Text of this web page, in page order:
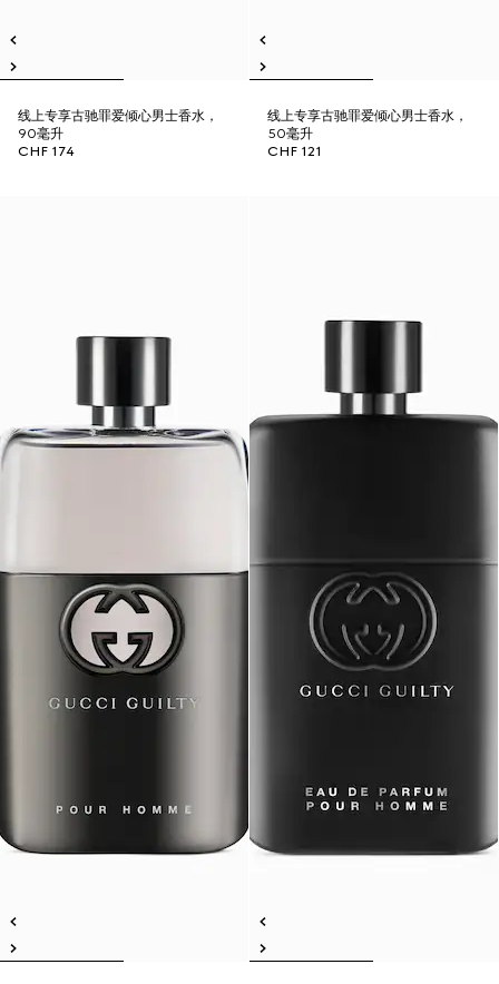
线上专享古驰罪爱倾心男士香水，
90毫升
CHF 174
线上专享古驰罪爱倾心男士香水，
50毫升
CHF 121